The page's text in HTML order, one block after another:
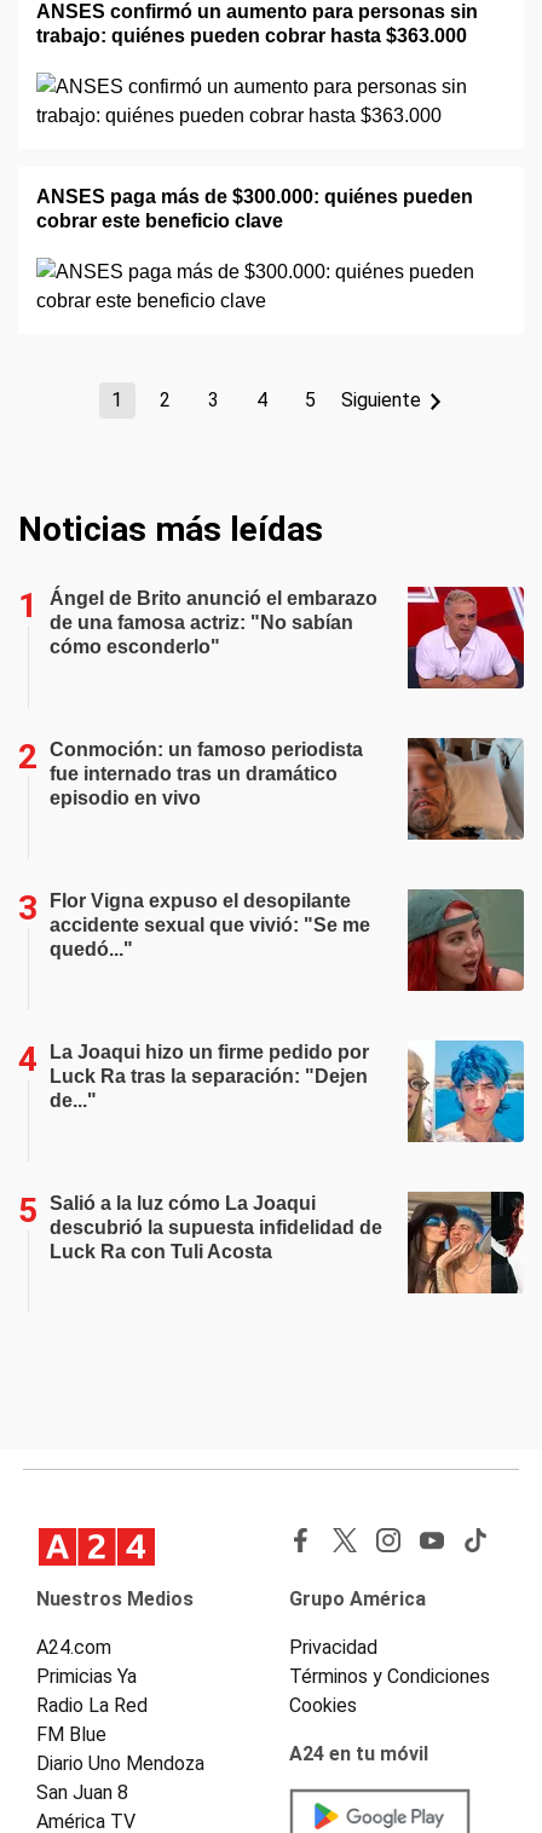
ANSES confirmó un aumento para personas sin
trabajo: quiénes pueden cobrar hasta $363.000
ANSES paga más de $300.000: quiénes pueden
cobrar este beneficio clave
1 2 3 4 5 Siguiente
Noticias más leídas
Ángel de Brito anunció el embarazo
de una famosa actriz: "No sabían
cómo esconderlo"
Conmoción: un famoso periodista
fue internado tras un dramático
episodio en vivo
Flor Vigna expuso el desopilante
accidente sexual que vivió: "Se me
quedó..."
La Joaqui hizo un firme pedido por
Luck Ra tras la separación: "Dejen
de..."
Salió a la luz cómo La Joaqui
descubrió la supuesta infidelidad de
Luck Ra con Tuli Acosta
Nuestros Medios
A24.com
Primicias Ya
Radio La Red
FM Blue
Diario Uno Mendoza
San Juan 8
América TV
Grupo América
Privacidad
Términos y Condiciones
Cookies
A24 en tu móvil